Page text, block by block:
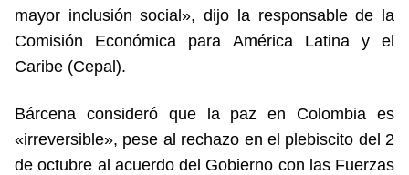
mayor inclusión social», dijo la responsable de la
Comisión Económica para América Latina y el
Caribe (Cepal).
Bárcena consideró que la paz en Colombia es
«irreversible», pese al rechazo en el plebiscito del 2
de octubre al acuerdo del Gobierno con las Fuerzas